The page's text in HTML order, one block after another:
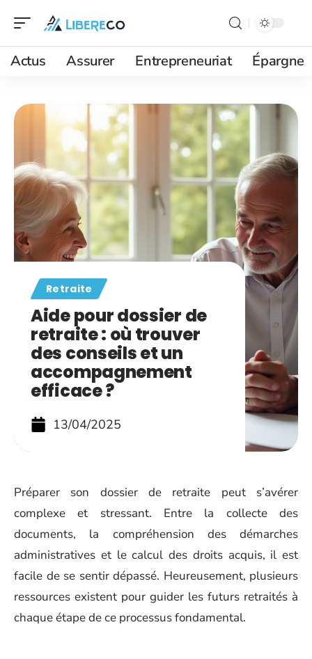
Actus Assurer Entrepreneuriat Épargne
Retraite
Aide pour dossier de
retraite : où trouver
des conseils et un
accompagnement
efficace ?
13/04/2025
Préparer son dossier de retraite peut s’avérer
complexe et stressant. Entre la collecte des
documents, la compréhension des démarches
administratives et le calcul des droits acquis, il est
facile de se sentir dépassé. Heureusement, plusieurs
ressources existent pour guider les futurs retraités à
chaque étape de ce processus fondamental.